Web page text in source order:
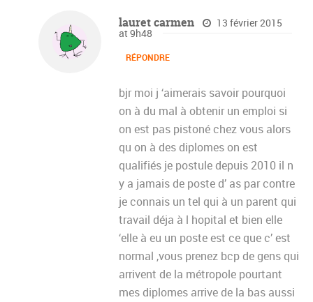
lauret carmen 13 février 2015
at 9h48
RÉPONDRE
bjr moi j ‘aimerais savoir pourquoi
on à du mal à obtenir un emploi si
on est pas pistoné chez vous alors
qu on à des diplomes on est
qualifiés je postule depuis 2010 il n
y a jamais de poste d’ as par contre
je connais un tel qui à un parent qui
travail déja à l hopital et bien elle
‘elle à eu un poste est ce que c’ est
normal ,vous prenez bcp de gens qui
arrivent de la métropole pourtant
mes diplomes arrive de la bas aussi